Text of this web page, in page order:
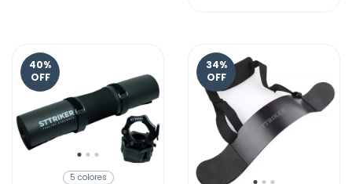
40%
OFF
5 colores
34%
OFF